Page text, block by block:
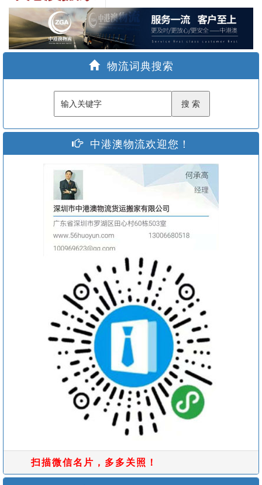
物流词典搜索
中港澳物流欢迎您！
扫描微信名片，多多关照！